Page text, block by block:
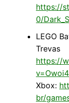
https://
0/
LEGO
Trevas
https://
Xbox:
br/